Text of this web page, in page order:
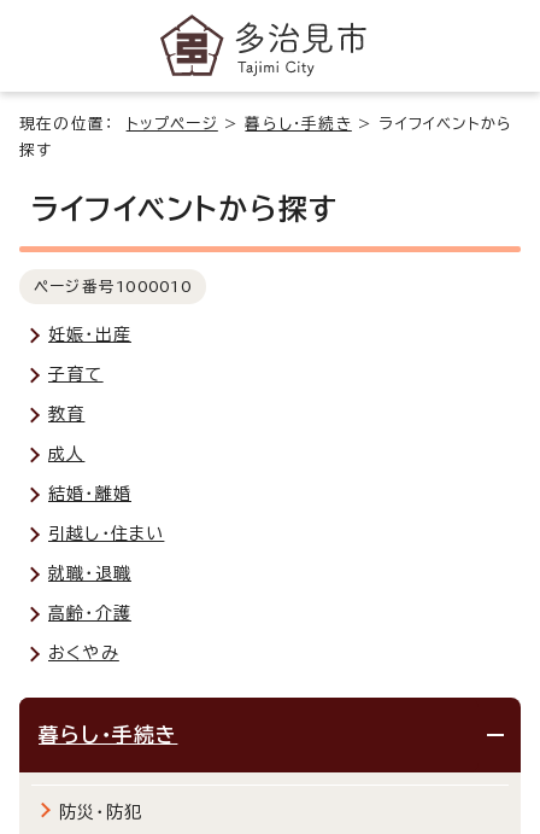
現在の位置： トップページ >暮らし・手続き > ライフイベントから
探す
ライフイベントから探す
ページ番号 1000010
妊娠・出産
子育て
教育
成人
結婚・離婚
引越し・住まい
就職・退職
高齢・介護
おくやみ
暮らし・手続き
防災・防犯